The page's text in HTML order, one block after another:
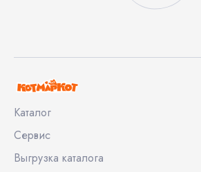
Каталог
Сервис
Выгрузка каталога